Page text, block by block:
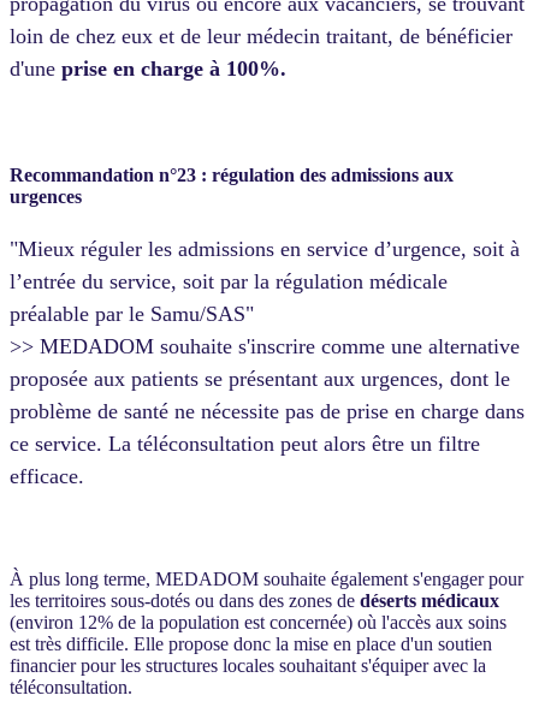
loin de chez eux et de leur médecin traitant, de bénéficier
d'une prise en charge à 100%.
Recommandation n°23 : régulation des admissions aux
urgences
"Mieux réguler les admissions en service d’urgence, soit à
l’entrée du service, soit par la régulation médicale
préalable par le Samu/SAS"
>> MEDADOM souhaite s'inscrire comme une alternative
proposée aux patients se présentant aux urgences, dont le
problème de santé ne nécessite pas de prise en charge dans
ce service. La téléconsultation peut alors être un filtre
efficace.
À plus long terme, MEDADOM souhaite également s'engager pour
les territoires sous-dotés ou dans des zones de déserts médicaux
(environ 12% de la population est concernée) où l'accès aux soins
est très difficile. Elle propose donc la mise en place d'un soutien
financier pour les structures locales souhaitant s'équiper avec la
téléconsultation.